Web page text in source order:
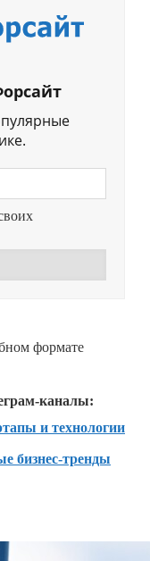
формате
каналы:
и технологии
бизнес-тренды